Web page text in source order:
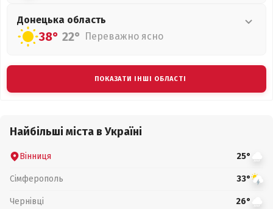
Донецька область
38° 22° Переважно ясно
ПОКАЗАТИ ІНШІ ОБЛАСТІ
Найбільші міста в Україні
Вінниця 25°
Сімферополь 33°
Чернівці 26°